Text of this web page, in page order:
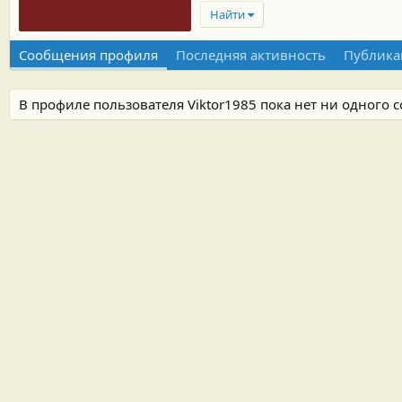
Найти
Сообщения профиля Последняя активность
В профиле пользователя Viktor1985 пока нет ни одного